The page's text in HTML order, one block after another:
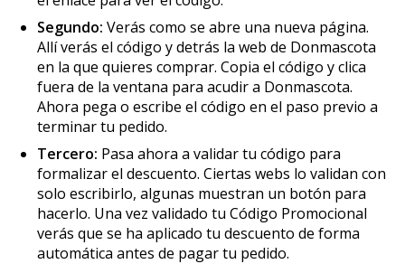
Segundo: Verás como se abre una nueva página.
Allí verás el código y detrás la web de Donmascota
en la que quieres comprar. Copia el código y clica
fuera de la ventana para acudir a Donmascota.
Ahora pega o escribe el código en el paso previo a
terminar tu pedido.
Tercero: Pasa ahora a validar tu código para
formalizar el descuento. Ciertas webs lo validan con
solo escribirlo, algunas muestran un botón para
hacerlo. Una vez validado tu Código Promocional
verás que se ha aplicado tu descuento de forma
automática antes de pagar tu pedido.